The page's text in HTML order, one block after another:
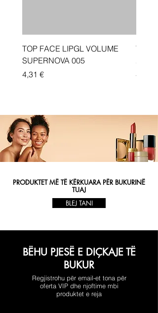
TOP FACE LIPGL VOLUME
SUPERNOVA 005
Price
4,31 €
Traka
Price
4,33 €
PRODUKTET MË TË KËRKUARA PËR BUKURINË
TUAJ
BLEJ TANI
BËHU PJESË E DIÇKAJE TË
BUKUR
Regjistrohu për email-et tona për
oferta VIP dhe njoftime mbi
produktet e reja